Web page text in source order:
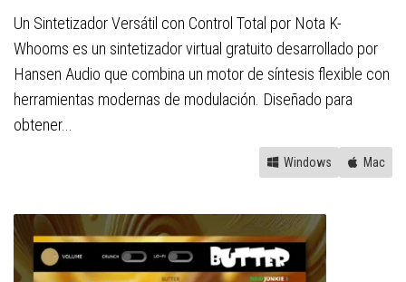
Un Sintetizador Versátil con Control Total por Nota K-
Whooms es un sintetizador virtual gratuito desarrollado por
Hansen Audio que combina un motor de síntesis flexible con
herramientas modernas de modulación. Diseñado para
obtener...
Windows Mac